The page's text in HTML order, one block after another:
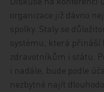
organizace již dávno
spolky. Staly se
systému, která přináší
zdravotníkům i státu.
i nadále, bude podle
nezbytné najít